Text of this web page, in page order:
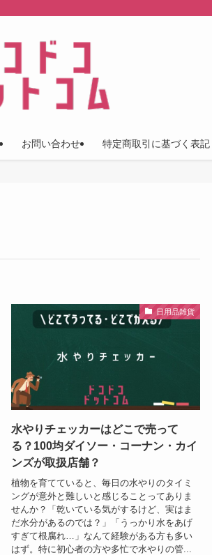
お問い合わせ 特定商取引に基づく表記
日用品雑貨
水やりチェッカーはどこで売って
る？100均ダイソー・コーナン・カイ
ンズが取扱店舗？
植物を育てていると、毎日の水やりのタイミ
ングが意外と難しいと感じることってありま
せんか？「乾いている気がするけど、実はま
だ水分があるのでは？」「うっかり水をあげ
すぎて根腐れ…」なんて経験がある方も多い
はず。特に初心者の方や多忙で水やりの管...